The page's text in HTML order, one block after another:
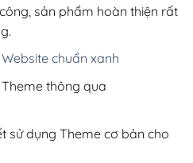
sản phẩm hoàn thiện rất
Website chuẩn xanh
thông qua
sử dụng Theme cơ bản cho